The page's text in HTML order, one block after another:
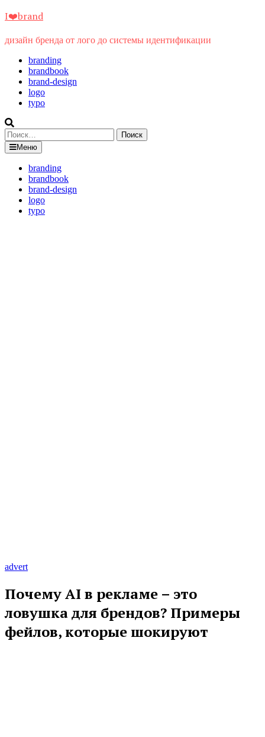
Перейти
содержимому
I❤️brand
дизайн бренда от лого до системы идентификации
branding
brandbook
brand-design
logo
typo
Найти:
Меню
branding
brandbook
brand-design
logo
typo
advert
Почему AI в рекламе – это
ловушка для брендов? Примеры
фейлов, которые шокируют